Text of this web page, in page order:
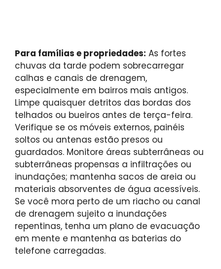
Para famílias e propriedades: As fortes
chuvas da tarde podem sobrecarregar
calhas e canais de drenagem,
especialmente em bairros mais antigos.
Limpe quaisquer detritos das bordas dos
telhados ou bueiros antes de terça-feira.
Verifique se os móveis externos, painéis
soltos ou antenas estão presos ou
guardados. Monitore áreas subterrâneas ou
subterrâneas propensas a infiltrações ou
inundações; mantenha sacos de areia ou
materiais absorventes de água acessíveis.
Se você mora perto de um riacho ou canal
de drenagem sujeito a inundações
repentinas, tenha um plano de evacuação
em mente e mantenha as baterias do
telefone carregadas.